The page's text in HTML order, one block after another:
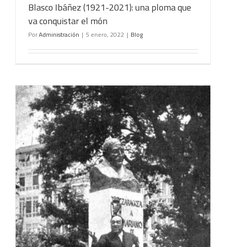
Blasco Ibáñez (1921-2021): una ploma que
va conquistar el món
PorAdministración | 5 enero, 2022 | Blog